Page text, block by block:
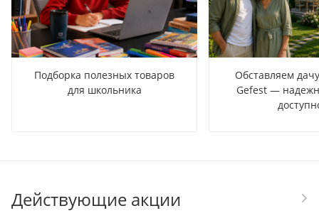
Подборка полезных товаров
для школьника
Обставляем
Gefest —
Действующие акции